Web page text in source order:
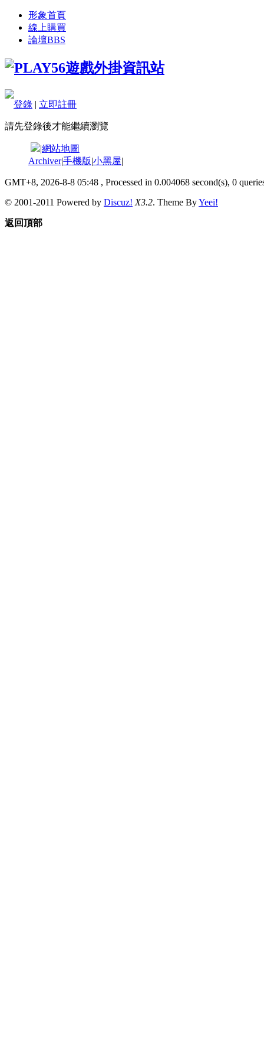
形象首頁
線上購買
論壇BBS
登錄 | 立即註冊
請先登錄後才能繼續瀏覽
|網站地圖
Archiver|手機版|小黑屋|
GMT+8, 2026-8-8 05:48 , Processed in 0.004068 second(s), 0
© 2001-2011 Powered by Discuz! X3.2. Theme ByYeei!
返回頂部